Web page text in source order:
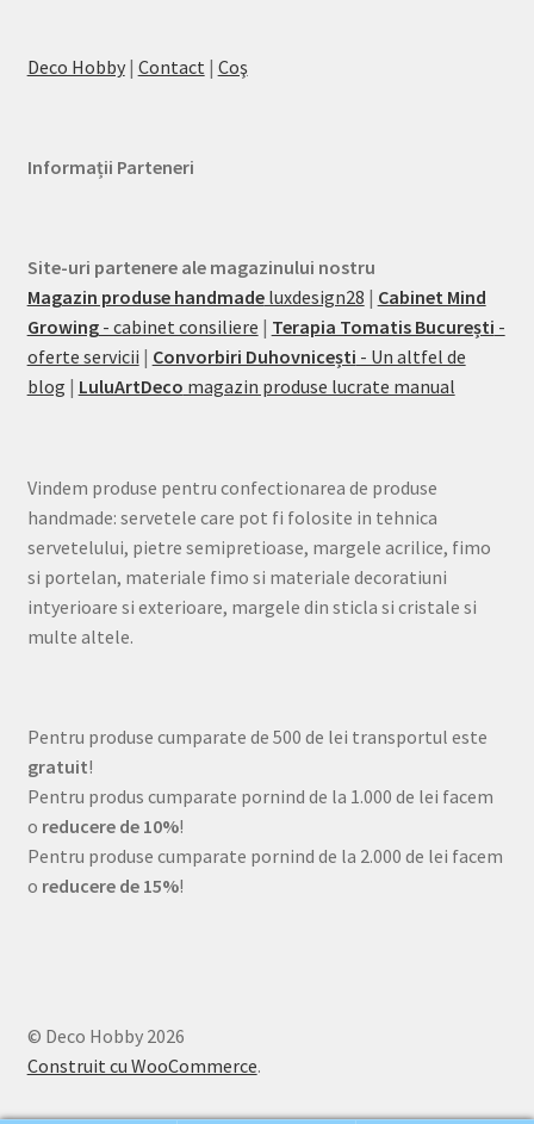
Deco Hobby| Contact | Coş
Informații Parteneri
Site-uri partenere ale magazinului nostru
Magazin produse handmadeluxdesign28 | Cabinet Mind
Growing- cabinet consiliere | Terapia Tomatis București -
oferte servicii | Convorbiri Duhovnicești - Un altfel de
blog | LuluArtDeco magazin produse lucrate manual
Vindem produse pentru confectionarea de produse
handmade: servetele care pot fi folosite in tehnica
servetelului, pietre semipretioase, margele acrilice, fimo
si portelan, materiale fimo si materiale decoratiuni
intyerioare si exterioare, margele din sticla si cristale si
multe altele.
Pentru produse cumparate de 500 de lei transportul este
gratuit!
Pentru produs cumparate pornind de la 1.000 de lei facem
o reducere de 10%!
Pentru produse cumparate pornind de la 2.000 de lei facem
o reducere de 15%!
© Deco Hobby 2026
Construit cu WooCommerce.